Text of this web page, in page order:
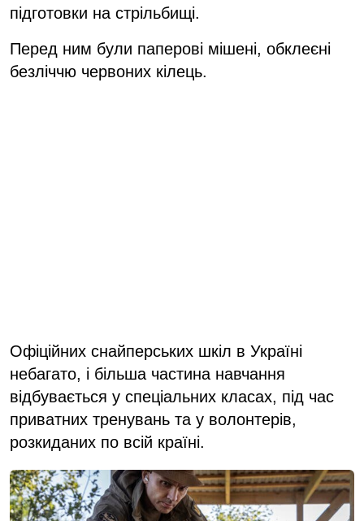
підготовки на стрільбищі.
Перед ним були паперові мішені, обклеєні
безліччю червоних кілець.
Офіційних снайперських шкіл в Україні
небагато, і більша частина навчання
відбувається у спеціальних класах, під час
приватних тренувань та у волонтерів,
розкиданих по всій країні.